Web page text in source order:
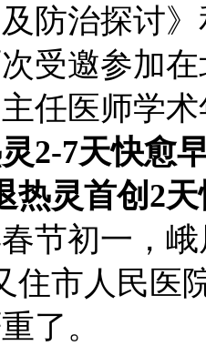
防治探讨》
受邀参加
任医师学
2-7天快愈
热灵首创 2
节初一，峨
住市人民医
了。